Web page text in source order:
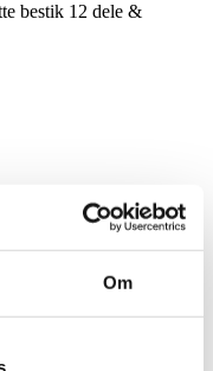
Om
bestik 12 dele &
bestik
saltkar